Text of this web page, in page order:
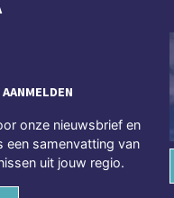
onze nieuwsbrief en
een samenvatting van
uit jouw regio.